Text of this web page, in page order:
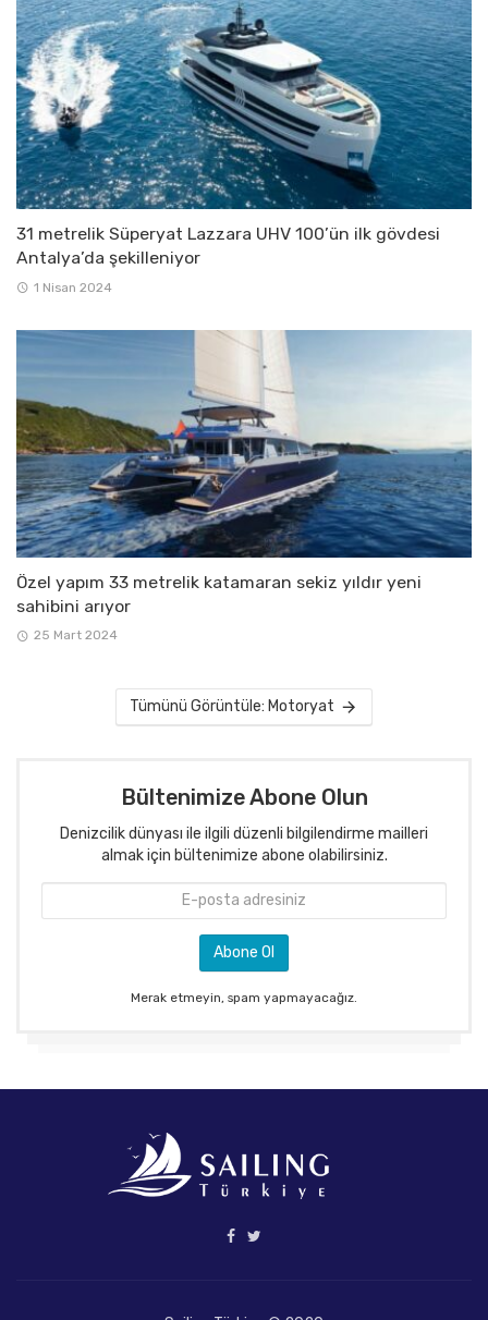
31 metrelik Süperyat Lazzara UHV 100’ün ilk gövdesi
Antalya’da şekilleniyor
1 Nisan 2024
Özel yapım 33 metrelik katamaran sekiz yıldır yeni
sahibini arıyor
25 Mart 2024
Tümünü Görüntüle: Motoryat
Bültenimize Abone Olun
Denizcilik dünyası ile ilgili düzenli bilgilendirme mailleri
almak için bültenimize abone olabilirsiniz.
Merak etmeyin, spam yapmayacağız.